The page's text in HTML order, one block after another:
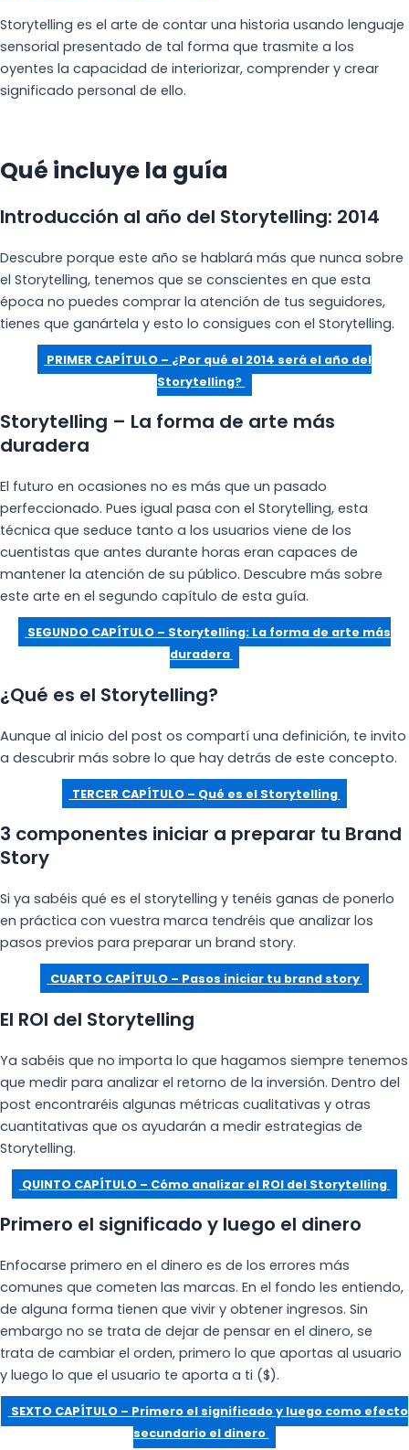
Storytelling es el arte de contar una historia usando lenguaje
sensorial presentado de tal forma que trasmite a los
oyentes la capacidad de interiorizar, comprender y crear
significado personal de ello.
Qué incluye la guía
Introducción al año del Storytelling: 2014
Descubre porque este año se hablará más que nunca sobre
el Storytelling, tenemos que se conscientes en que esta
época no puedes comprar la atención de tus seguidores,
tienes que ganártela y esto lo consigues con el Storytelling.
PRIMER CAPÍTULO – ¿Por qué el 2014 será el año del
Storytelling?
Storytelling – La forma de arte más
duradera
El futuro en ocasiones no es más que un pasado
perfeccionado. Pues igual pasa con el Storytelling, esta
técnica que seduce tanto a los usuarios viene de los
cuentistas que antes durante horas eran capaces de
mantener la atención de su público. Descubre más sobre
este arte en el segundo capítulo de esta guía.
SEGUNDO CAPÍTULO – Storytelling: La forma de arte más
duradera
¿Qué es el Storytelling?
Aunque al inicio del post os compartí una definición, te invito
a descubrir más sobre lo que hay detrás de este concepto.
TERCER CAPÍTULO – Qué es el Storytelling
3 componentes iniciar a preparar tu Brand
Story
Si ya sabéis qué es el storytelling y tenéis ganas de ponerlo
en práctica con vuestra marca tendréis que analizar los
pasos previos para preparar un brand story.
CUARTO CAPÍTULO – Pasos iniciar tu brand story
El ROI del Storytelling
Ya sabéis que no importa lo que hagamos siempre tenemos
que medir para analizar el retorno de la inversión. Dentro del
post encontraréis algunas métricas cualitativas y otras
cuantitativas que os ayudarán a medir estrategias de
Storytelling.
QUINTO CAPÍTULO – Cómo analizar el ROI del Storytelling
Primero el significado y luego el dinero
Enfocarse primero en el dinero es de los errores más
comunes que cometen las marcas. En el fondo les entiendo,
de alguna forma tienen que vivir y obtener ingresos. Sin
embargo no se trata de dejar de pensar en el dinero, se
trata de cambiar el orden, primero lo que aportas al usuario
y luego lo que el usuario te aporta a ti ($).
SEXTO CAPÍTULO – Primero el significado y luego como efecto
secundario el dinero